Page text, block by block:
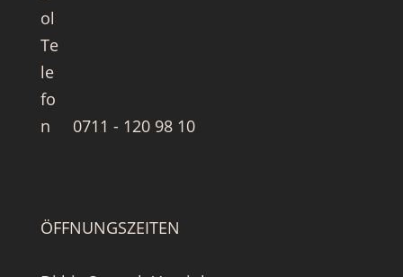
0711 - 120 98 10
ÖFFNUNGSZEITEN